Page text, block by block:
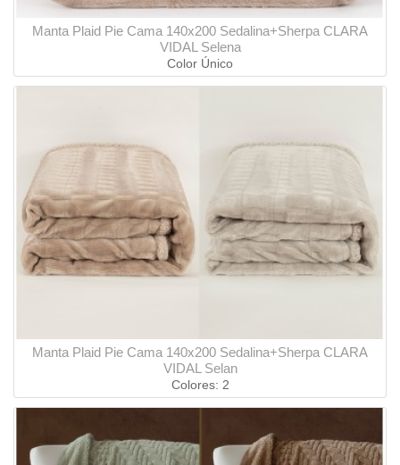
Manta Plaid Pie Cama 140x200 Sedalina+Sherpa CLARA
VIDAL Selena
Color Único
Manta Plaid Pie Cama 140x200 Sedalina+Sherpa CLARA
VIDAL Selan
Colores: 2